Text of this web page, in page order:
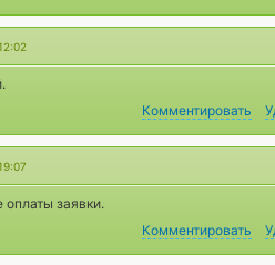
Комментировать
оплаты заявки.
Комментировать